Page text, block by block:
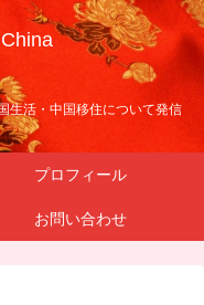
生活・中国移住について発信
プロフィール
お問い合わせ